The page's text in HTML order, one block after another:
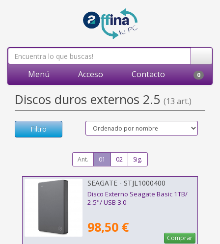
Menú Acceso Contacto 0
Discos duros externos 2.5 (13 art.)
Filtro
Ant. 01 02 Sig.
SEAGATE - STJL1000400
Disco Externo Seagate Basic 1TB/
2.5"/ USB 3.0
98,50 €
Comprar